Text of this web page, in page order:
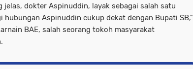
jelas, dokter Aspinuddin, layak sebagai salah satu
hubungan Aspinuddin cukup dekat dengan Bupati SB,"
BAE, salah seorang tokoh masyarakat